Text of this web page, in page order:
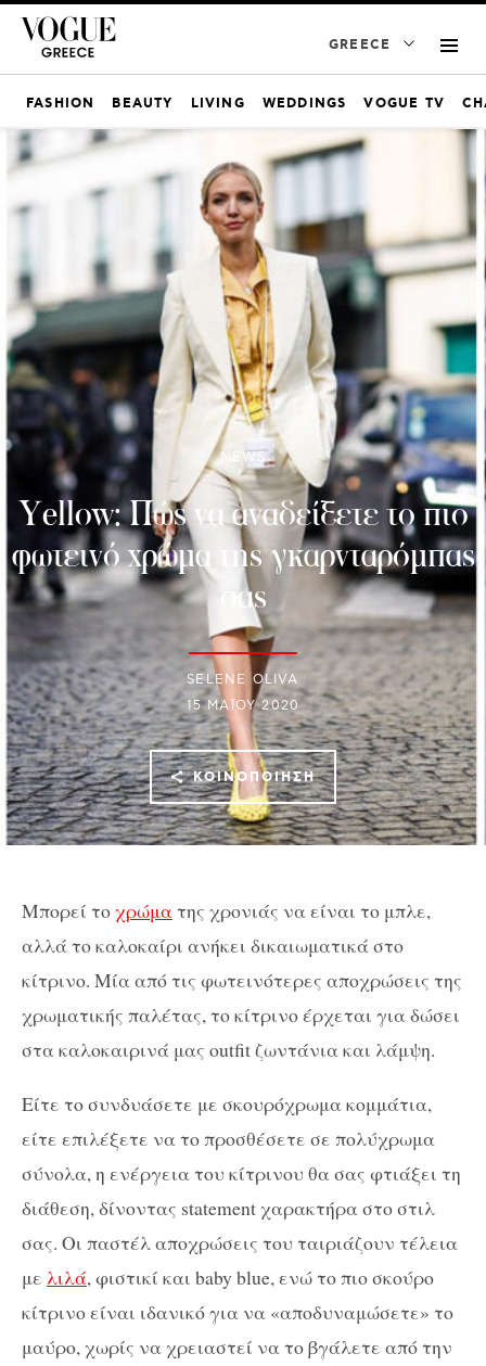
GREECE
FASHION BEAUTY LIVING WEDDINGS VOGUE TV
NEWS
Yellow: Πώς να αναδείξετε το πιο
φωτεινό χρώμα της γκαρνταρόμπας
σας
SELENE OLIVA
15 ΜΑΪ́ΟΥ 2020
ΚΟΙΝΟΠΟΊΗΣΗ
Μπορεί τοχρώματης χρονιάς να είναι το μπλε,
αλλά το καλοκαίρι ανήκει δικαιωματικά στο
κίτρινο. Μία από τις φωτεινότερες αποχρώσεις της
χρωματικής παλέτας, το κίτρινο έρχεται για δώσει
στα καλοκαιρινά μας outfit ζωντάνια και λάμψη.
Eίτε το συνδυάσετε με σκουρόχρωμα κομμάτια,
είτε επιλέξετε να το προσθέσετε σε πολύχρωμα
σύνολα, η ενέργεια του κίτρινου θα σας φτιάξει τη
διάθεση, δίνοντας statement χαρακτήρα στο στιλ
σας. Οι παστέλ αποχρώσεις του ταιριάζουν τέλεια
με λιλά, φιστικί και baby blue, ενώ το πιο σκούρο
κίτρινο είναι ιδανικό για να «αποδυναμώσετε» το
μαύρο, χωρίς να χρειαστεί να το βγάλετε από την